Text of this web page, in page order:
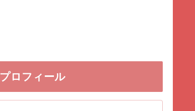
プロフィール